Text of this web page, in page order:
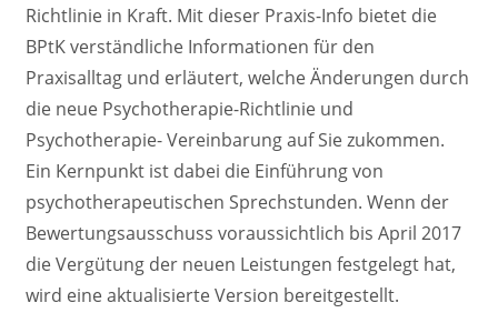
Richtlinie in Kraft. Mit dieser Praxis-Info bietet die
BPtK verständliche Informationen für den
Praxisalltag und erläutert, welche Änderungen durch
die neue Psychotherapie-Richtlinie und
Psychotherapie- Vereinbarung auf Sie zukommen.
Ein Kernpunkt ist dabei die Einführung von
psychotherapeutischen Sprechstunden. Wenn der
Bewertungsausschuss voraussichtlich bis April 2017
die Vergütung der neuen Leistungen festgelegt hat,
wird eine aktualisierte Version bereitgestellt.